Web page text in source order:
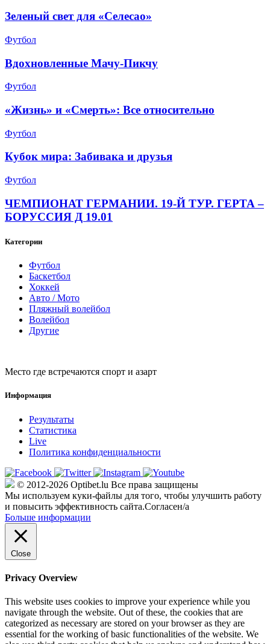
Зеленый свет для «Селесао»
Футбол
Вдохновленные Мачу-Пикчу
Футбол
«Жизнь» и «Смерть»: Все относительно
Футбол
Кубок мира: Забивака и друзья
Футбол
ЧЕМПИОНАТ ГЕРМАНИИ. 19-Й ТУР. ГЕРТА –
БОРУССИЯ Д 19.01
Категории
Футбол
Баскетбол
Хоккей
Авто / Мото
Пляжный волейбол
Волейбол
Другие
Место где встречаются спорт и азарт
Информация
Результаты
Статистика
Live
Политика конфиденциальности
© 2012-2026 Optibet.lu Все права защищены
Мы используем куки-файлы для того, чтобы улучшить работу
и повысить эффективность сайта.Согласен/а
Больше информации
Close
Privacy Overview
This website uses cookies to improve your experience while you
navigate through the website. Out of these, the cookies that are
categorized as necessary are stored on your browser as they are
essential for the working of basic functionalities of the website. We